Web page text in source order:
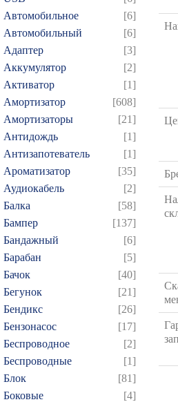
Автомобильное
[6]
Автомобильный
[6]
Адаптер
[3]
Аккумулятор
[2]
Активатор
[1]
Амортизатор
[608]
Амортизаторы
[21]
Антидождь
[1]
Антизапотеватель
[1]
Ароматизатор
[35]
Аудиокабель
[2]
Балка
[58]
Бампер
[137]
Бандажный
[6]
Барабан
[5]
Бачок
[40]
Бегунок
[21]
Бендикс
[26]
Бензонасос
[17]
Беспроводное
[2]
Беспроводные
[1]
Блок
[81]
Боковые
[4]